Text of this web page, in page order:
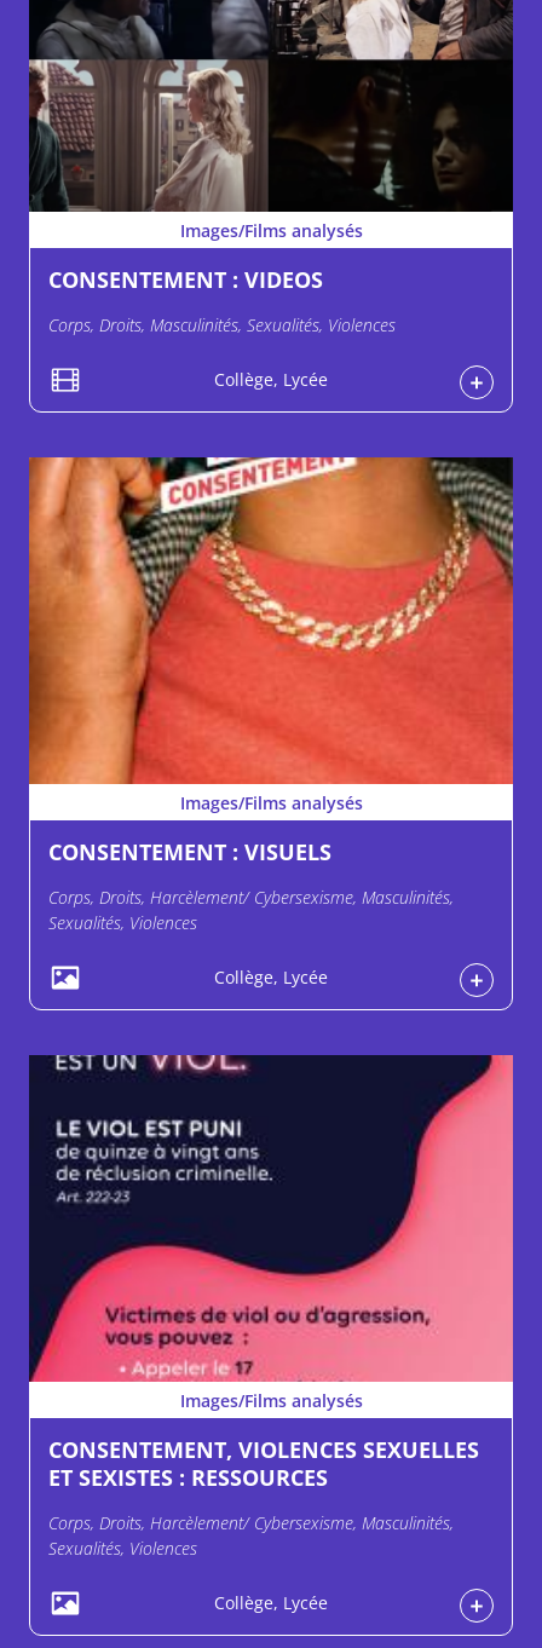
Images/Films analysés
CONSENTEMENT : VIDEOS
Corps, Droits, Masculinités, Sexualités, Violences
Collège, Lycée
Images/Films analysés
CONSENTEMENT : VISUELS
Corps, Droits, Harcèlement/ Cybersexisme, Masculinités,
Sexualités, Violences
Collège, Lycée
Images/Films analysés
CONSENTEMENT, VIOLENCES SEXUELLES
ET SEXISTES : RESSOURCES
Corps, Droits, Harcèlement/ Cybersexisme, Masculinités,
Sexualités, Violences
Collège, Lycée